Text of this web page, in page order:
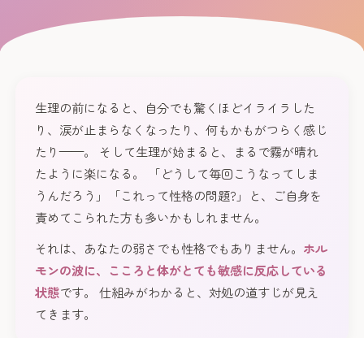
生理の前になると、自分でも驚くほどイライラした
り、涙が止まらなくなったり、何もかもがつらく感じ
たり——。 そして生理が始まると、まるで霧が晴れ
たように楽になる。 「どうして毎回こうなってしま
うんだろう」「これって性格の問題?」と、ご自身を
責めてこられた方も多いかもしれません。
それは、あなたの弱さでも性格でもありません。 ホル
モンの波に、こころと体がとても敏感に反応している
状態です。 仕組みがわかると、対処の道すじが見え
てきます。